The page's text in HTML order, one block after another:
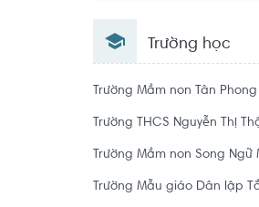
Trường học
Trường Mầm non Tân Phong
Trường THCS Nguyễn Thị
Trường Mầm non Song Ngữ
Trường Mẫu giáo Dân lập